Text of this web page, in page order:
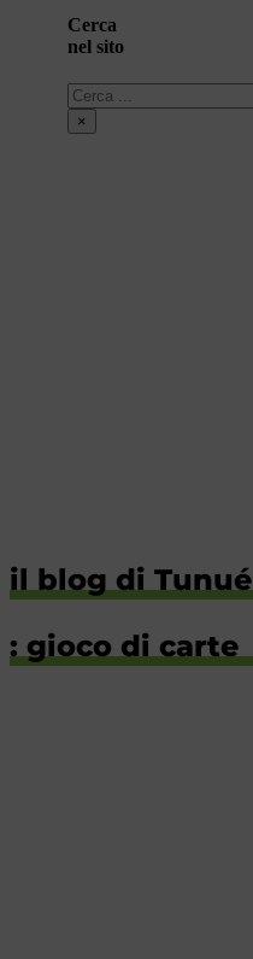
Cerca
nel sito
Cerca
×
il blog di Tunué
: gioco di carte